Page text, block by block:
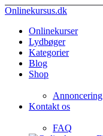
Onlinekursus.dk
Onlinekurser
Lydbøger
Kategorier
Blog
Shop
Annoncering
Kontakt os
FAQ